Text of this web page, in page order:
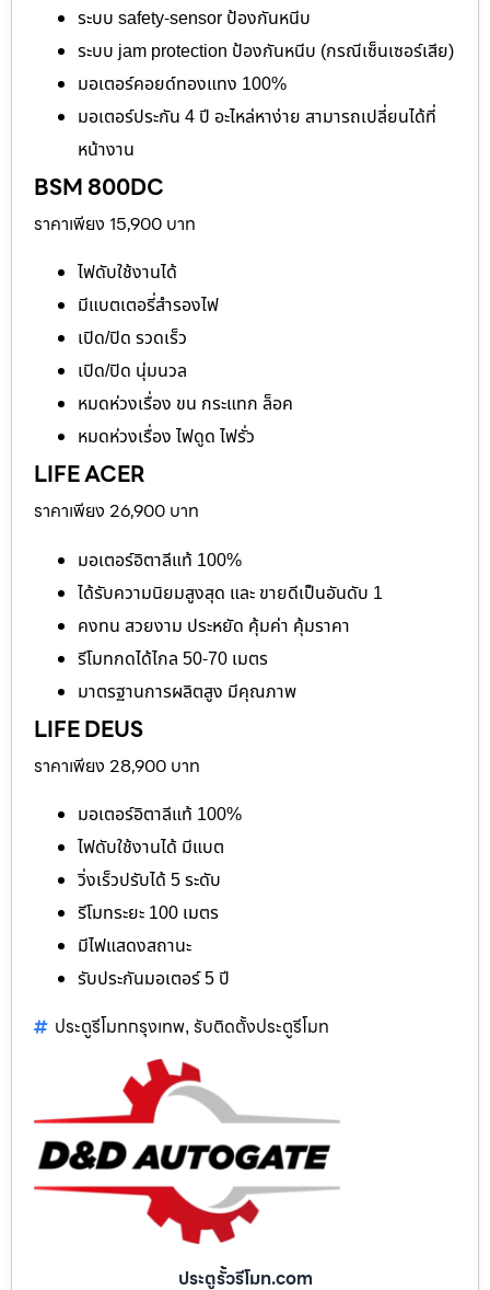
ระบบ safety-sensor ป้องกันหนีบ
ระบบ jam protection ป้องกันหนีบ (กรณีเซ็นเซอร์เสีย)
มอเตอร์คอยด์ทองแทง 100%
มอเตอร์ประกัน 4 ปี อะไหล่หาง่าย สามารถเปลี่ยนได้ที่
หน้างาน
BSM 800DC
ราคาเพียง 15,900 บาท
ไฟดับใช้งานได้
มีแบตเตอรี่สำรองไฟ
เปิด/ปิด รวดเร็ว
เปิด/ปิด นุ่มนวล
หมดห่วงเรื่อง ขน กระแทก ล็อค
หมดห่วงเรื่อง ไฟดูด ไฟรั่ว
LIFE ACER
ราคาเพียง 26,900 บาท
มอเตอร์อิตาลีแท้ 100%
ได้รับความนิยมสูงสุด และ ขายดีเป็นอันดับ 1
คงทน สวยงาม ประหยัด คุ้มค่า คุ้มราคา
รีโมทกดได้ไกล 50-70 เมตร
มาตรฐานการผลิตสูง มีคุณภาพ
LIFE DEUS
ราคาเพียง 28,900 บาท
มอเตอร์อิตาลีแท้ 100%
ไฟดับใช้งานได้ มีแบต
วิ่งเร็วปรับได้ 5 ระดับ
รีโมทระยะ 100 เมตร
มีไฟแสดงสถานะ
รับประกันมอเตอร์ 5 ปี
ประตูรีโมทกรุงเทพ, รับติดตั้งประตูรีโมท
ประตูรั้วรีโมท.com